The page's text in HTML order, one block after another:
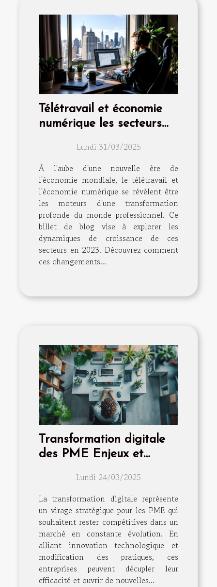
Télétravail et économie
numérique les secteurs
Lundi 31/03/2025
À l'aube d'une nouvelle ère de
l'économie mondiale, le télétravail et
l'économie numérique se révèlent être
les moteurs d'une transformation
profonde du monde professionnel. Ce
billet de blog vise à explorer les
dynamiques de croissance de ces
secteurs en 2023. Découvrez comment
ces changements...
Transformation digitale
des PME Enjeux et
transition réussie
Lundi 24/03/2025
La transformation digitale représente
un virage stratégique pour les PME qui
souhaitent rester compétitives dans un
marché en constante évolution. En
alliant innovation technologique et
modification des pratiques, ces
entreprises peuvent décupler leur
efficacité et ouvrir de nouvelles...